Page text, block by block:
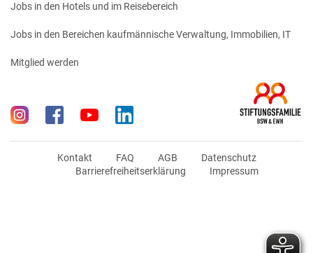
Jobs in den Hotels und im Reisebereich
Jobs in den Bereichen kaufmännische Verwaltung, Immobilien, IT
Mitglied werden
Kontakt FAQ AGB
Datenschutz
Barrierefreiheitserklärung
Impressum